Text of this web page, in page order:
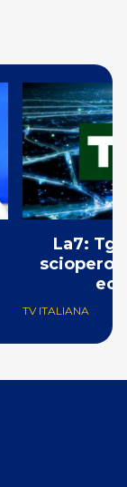
La7: Tg
sciopero
TV ITALIANA